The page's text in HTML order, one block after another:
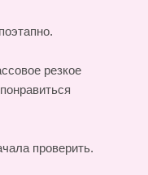
резкое
проверить.